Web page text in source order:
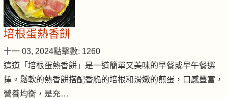
培根蛋熱香餅
十一 03, 2024點擊數: 1260
這道「培根蛋熱香餅」是一道簡單又美味的早餐或早午餐選
擇。鬆軟的熱香餅搭配香脆的培根和滑嫩的煎蛋，口感豐富，
營養均衡，是充…